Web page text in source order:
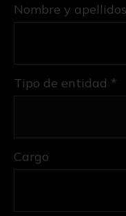
Tipo de entidad *
Nombre y
Cargo